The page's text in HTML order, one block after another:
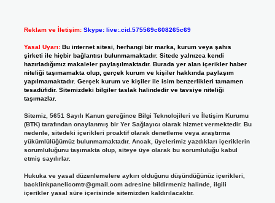
Reklam ve İletişim: Skype: live:.cid.575569c608265c69
Yasal Uyarı: Bu internet sitesi, herhangi bir marka, kurum veya şahıs
şirketi ile hiçbir bağlantısı bulunmamaktadır. Sitede yalnızca kendi
hazırladığımız makaleler paylaşılmaktadır. Burada yer alan içerikler haber
niteliği taşımamakta olup, gerçek kurum ve kişiler hakkında paylaşım
yapılmamaktadır. Gerçek kurum ve kişiler ile isim benzerlikleri tamamen
tesadüfidir. Sitemizdeki bilgiler taslak halindedir ve tavsiye niteliği
taşımazlar.
Sitemiz, 5651 Sayılı Kanun gereğince Bilgi Teknolojileri ve İletişim Kurumu
(BTK) tarafından onaylanmış bir Yer Sağlayıcı olarak hizmet vermektedir. Bu
nedenle, sitedeki içerikleri proaktif olarak denetleme veya araştırma
yükümlülüğümüz bulunmamaktadır. Ancak, üyelerimiz yazdıkları içeriklerin
sorumluluğunu taşımakta olup, siteye üye olarak bu sorumluluğu kabul
etmiş sayılırlar.
Hukuka ve yasal düzenlemelere aykırı olduğunu düşündüğünüz içerikleri,
backlinkpanelicomtr@gmail.comadresine bildirmeniz halinde, ilgili
içerikler yasal süre içerisinde sitemizden kaldırılacaktır.